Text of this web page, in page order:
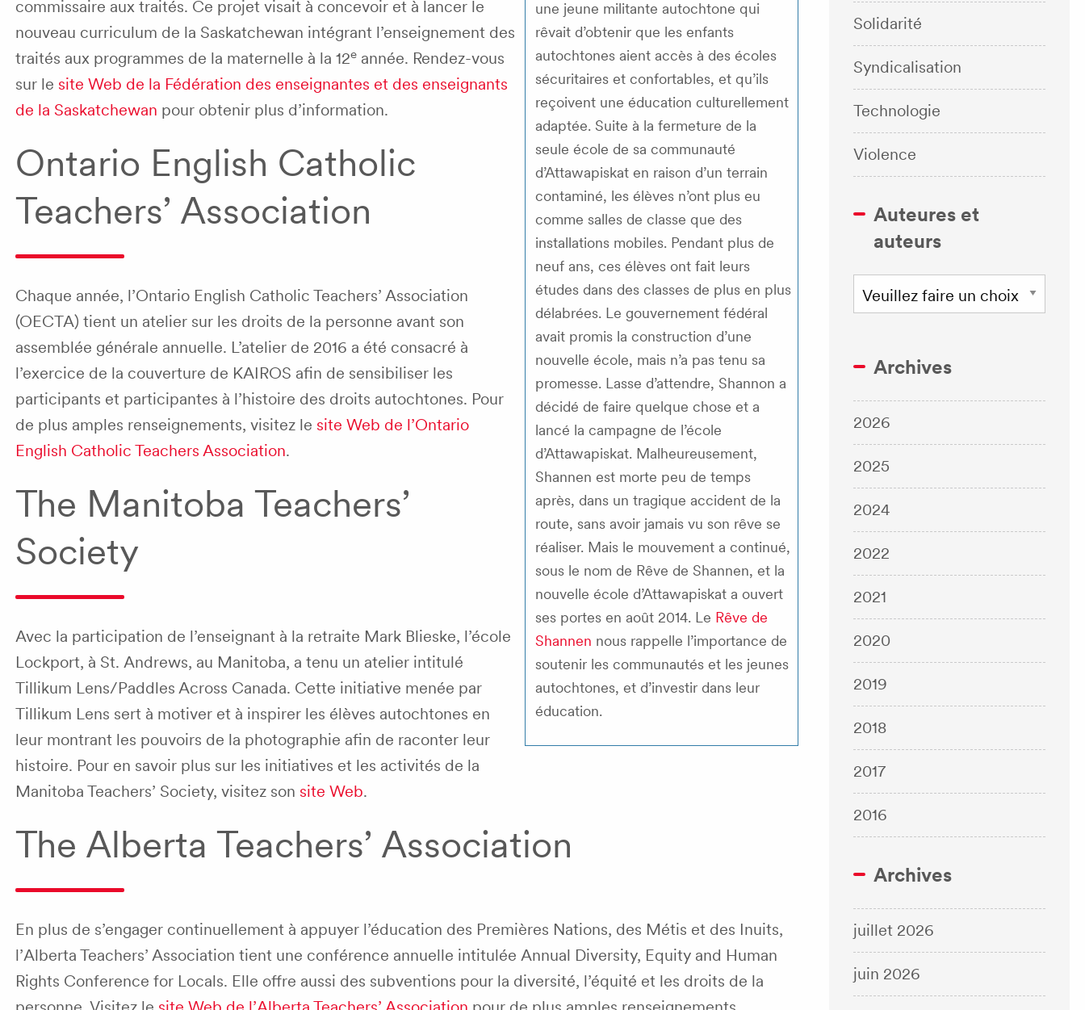
une jeune militante autochtone qui
rêvait d’obtenir que les enfants
autochtones aient accès à des écoles
sécuritaires et confortables, et qu’ils
reçoivent une éducation culturellement
adaptée. Suite à la fermeture de la
seule école de sa communauté
d’Attawapiskat en raison d’un terrain
contaminé, les élèves n’ont plus eu
comme salles de classe que des
installations mobiles. Pendant plus de
neuf ans, ces élèves ont fait leurs
études dans des classes de plus en plus
délabrées. Le gouvernement fédéral
avait promis la construction d’une
nouvelle école, mais n’a pas tenu sa
promesse. Lasse d’attendre, Shannon a
décidé de faire quelque chose et a
lancé la campagne de l’école
d’Attawapiskat. Malheureusement,
Shannen est morte peu de temps
après, dans un tragique accident de la
route, sans avoir jamais vu son rêve se
réaliser. Mais le mouvement a continué,
sous le nom de Rêve de Shannen, et la
nouvelle école d’Attawapiskat a ouvert
ses portes en août 2014. Le Rêve de
Shannen nous rappelle l’importance de
soutenir les communautés et les jeunes
autochtones, et d’investir dans leur
éducation.
commissaire aux traités. Ce projet visait à concevoir et à lancer le
nouveau curriculum de la Saskatchewan intégrant l’enseignement des
traités aux programmes de la maternelle à la 12eannée. Rendez-vous
sur le site Web de la Fédération des enseignantes et des enseignants
de la Saskatchewan pour obtenir plus d’information.
Ontario English Catholic
Teachers’ Association
Chaque année, l’Ontario English Catholic Teachers’ Association
(OECTA) tient un atelier sur les droits de la personne avant son
assemblée générale annuelle. L’atelier de 2016 a été consacré à
l’exercice de la couverture de KAIROS afin de sensibiliser les
participants et participantes à l’histoire des droits autochtones. Pour
de plus amples renseignements, visitez le site Web de l’Ontario
English Catholic Teachers Association.
The Manitoba Teachers’
Society
Avec la participation de l’enseignant à la retraite Mark Blieske, l’école
Lockport, à St. Andrews, au Manitoba, a tenu un atelier intitulé
Tillikum Lens/Paddles Across Canada. Cette initiative menée par
Tillikum Lens sert à motiver et à inspirer les élèves autochtones en
leur montrant les pouvoirs de la photographie afin de raconter leur
histoire. Pour en savoir plus sur les initiatives et les activités de la
Manitoba Teachers’ Society, visitez son site Web.
The Alberta Teachers’ Association
En plus de s’engager continuellement à appuyer l’éducation des Premières Nations, des Métis et des Inuits,
l’Alberta Teachers’ Association tient une conférence annuelle intitulée Annual Diversity, Equity and Human
Rights Conference for Locals. Elle offre aussi des subventions pour la diversité, l’équité et les droits de la
Solidarité
Syndicalisation
Technologie
Violence
Auteures et
auteurs
Archives
2026
2025
2024
2022
2021
2020
2019
2018
2017
2016
Archives
juillet 2026
juin 2026